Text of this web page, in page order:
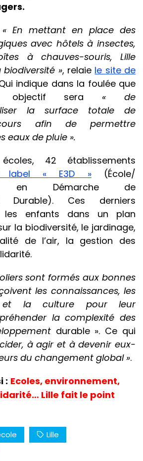
« En mettant en place des
avec hôtels à insectes,
à chauves-souris, Lille
», relaie le site de
indique dans la foulée que
objectif sera « de
la surface totale de
afin de permettre
eaux de pluie ».
42 établissements
label « E3D »(École/
en Démarche de
Durable). Ces derniers
les enfants dans un plan
la biodiversité, le jardinage,
de l’air, la gestion des
sont formés aux bonnes
les connaissances, les
et la culture pour leur
la complexité des
durable ». Ce qui
à agir et à devenir eux-
du changement global ».
: Ecoles, environnement,
Lille fait le point
Lille